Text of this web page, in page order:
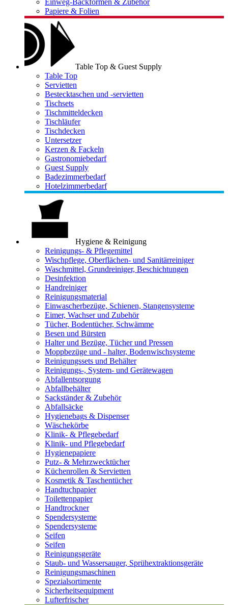
Einweg-Backformen & Zubehör
Papiere & Folien
Table Top & Guest Supply
Table Top
Servietten
Bestecktaschen und -servietten
Tischsets
Tischmitteldecken
Tischläufer
Tischdecken
Untersetzer
Kerzen & Fackeln
Gastronomiebedarf
Guest Supply
Badezimmerbedarf
Hotelzimmerbedarf
Hygiene & Reinigung
Reinigungs- & Pflegemittel
Wischpflege, Oberflächen- und Sanitärreiniger
Waschmittel, Grundreiniger, Beschichtungen
Desinfektion
Handreiniger
Reinigungsmaterial
Einwascherbezüge, Schienen, Stangensysteme
Eimer, Wachser und Zubehör
Tücher, Bodentücher, Schwämme
Besen und Bürsten
Halter und Bezüge, Tücher und Pressen
Moppbezüge und - halter, Bodenwischsysteme
Reinigungssets und Behälter
Reinigungs-, System- und Gerätewagen
Abfallentsorgung
Abfallbehälter
Sackständer & Zubehör
Abfallsäcke
Hygienebags & Dispenser
Wäschekörbe
Klinik- & Pflegebedarf
Klinik- und Pflegebedarf
Hygienepapiere
Putz- & Mehrzwecktücher
Küchenrollen & Servietten
Kosmetik & Taschentücher
Handtuchpapier
Toilettenpapier
Handtrockner
Spendersysteme
Spendersysteme
Seifen
Seifen
Reinigungsgeräte
Staub- und Wassersauger, Sprühextraktionsgeräte
Reinigungsmaschinen
Spezialsortimente
Sicherheitsequipment
Lufterfrischer